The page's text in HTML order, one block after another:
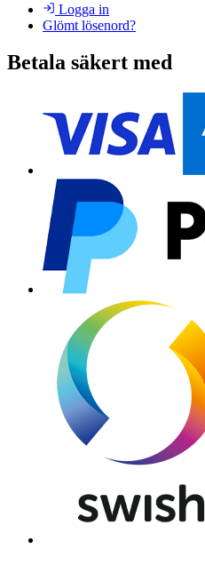
Logga in
Glömt lösenord?
Betala säkert med